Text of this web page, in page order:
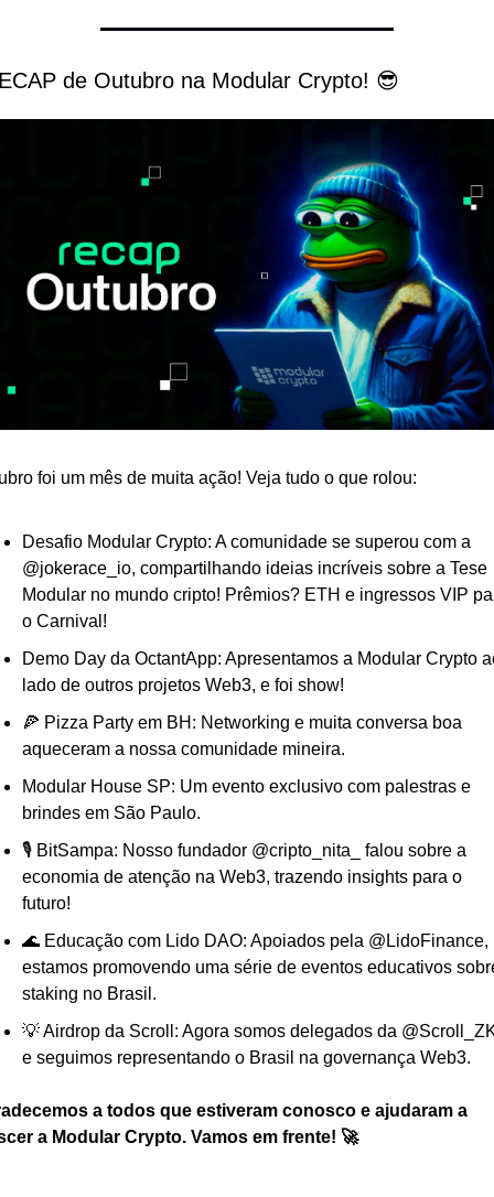
de Outubro na Modular Crypto! 😎
foi um mês de muita ação! Veja tudo o que rolou:
Desafio Modular Crypto: A comunidade se superou com a
@jokerace_io, compartilhando ideias incríveis sobre a Tese
Modular no mundo cripto! Prêmios? ETH e ingressos VIP
o Carnival!
Demo Day da OctantApp: Apresentamos a Modular Crypto
lado de outros projetos Web3, e foi show!
🍕 Pizza Party em BH: Networking e muita conversa boa
aqueceram a nossa comunidade mineira.
Modular House SP: Um evento exclusivo com palestras e
brindes em São Paulo.
🎙️ BitSampa: Nosso fundador @cripto_nita_ falou sobre a
economia de atenção na Web3, trazendo insights para o
futuro!
🌊 Educação com Lido DAO: Apoiados pela @LidoFinance,
estamos promovendo uma série de eventos educativos
staking no Brasil.
💡 Airdrop da Scroll: Agora somos delegados da
e seguimos representando o Brasil na governança Web3.
a todos que estiveram conosco e ajudaram a
a Modular Crypto. Vamos em frente! 🚀